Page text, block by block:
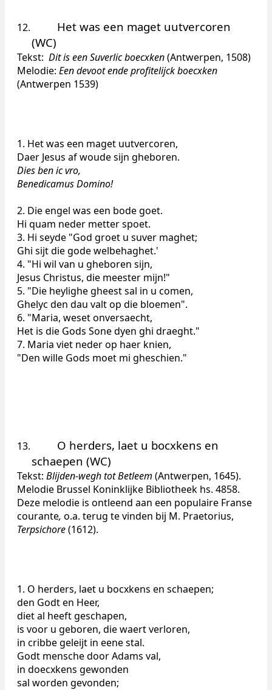
12.
Het was een maget uutvercoren
(WC)
Tekst: Dit is een Suverlic boecxken(Antwerpen, 1508)
Melodie: Een devoot ende profitelijck boecxken
(Antwerpen 1539)
1. Het was een maget uutvercoren,
Daer Jesus af woude sijn gheboren.
Dies ben ic vro,
Benedicamus Domino!
2. Die engel was een bode goet.
Hi quam neder metter spoet.
3. Hi seyde "God groet u suver maghet;
Ghi sijt die gode welbehaghet.'
4. "Hi wil van u gheboren sijn,
Jesus Christus, die meester mijn!"
5. "Die heylighe gheest sal in u comen,
Ghelyc den dau valt op die bloemen".
6. "Maria, weset onversaecht,
Het is die Gods Sone dyen ghi draeght."
7. Maria viet neder op haer knien,
"Den wille Gods moet mi gheschien."
13.
O herders, laet u bocxkens en
schaepen (WC)
Tekst: Blijden-wegh tot Betleem (Antwerpen, 1645).
Melodie Brussel Koninklijke Bibliotheek hs. 4858.
Deze melodie is ontleend aan een populaire Franse
courante, o.a. terug te vinden bij M. Praetorius,
Terpsichore(1612).
1. O herders, laet u bocxkens en schaepen;
den Godt en Heer,
diet al heeft geschapen,
is voor u geboren, die waert verloren,
in cribbe geleijt in eene stal.
Godt mensche door Adams val,
in doecxkens gewonden
sal worden gevonden;